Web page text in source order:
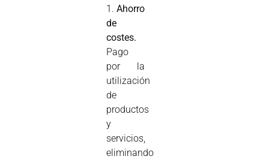
1.Ahorro
de
costes.
Pago
por la
utilización
de
productos
y
servicios,
eliminando